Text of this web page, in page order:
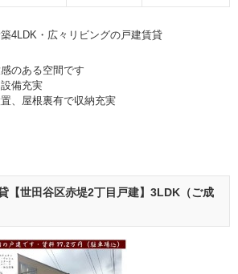
4LDK・広々リビングの戸建賃貸
のある空間です
備充実
、屋根裏有で収納充実
【世田谷区赤堤2丁目戸建】3LDK（ご成